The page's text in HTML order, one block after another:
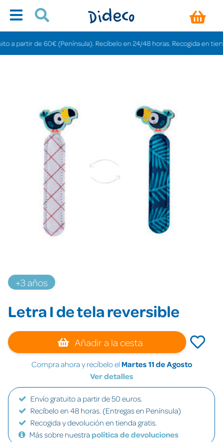
de 60€ (Península). Recíbelo en 24/48 horas. Recogida en tiendas
+3 años
Letra I de tela reversible
Añadir a la cesta
Compra ahora y recíbelo el Martes 11 de Agosto
Ver detalles
Envío gratuito a partir de 50 euros.
Recíbelo en 48 horas. (Entregas en Península)
Recogida y devolución en tienda gratis.
Más sobre nuestra política de devoluciones